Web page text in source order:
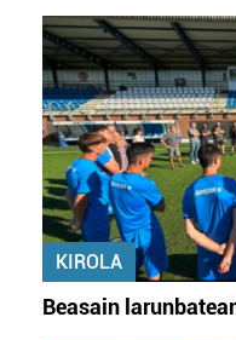
KIROLA
Beasain